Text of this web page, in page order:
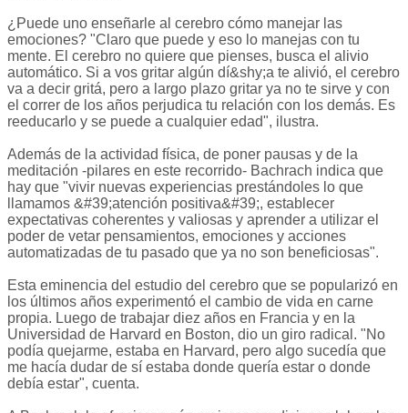
¿Puede uno enseñarle al cerebro cómo manejar las
emociones? "Claro que puede y eso lo manejas con tu
mente. El cerebro no quiere que pienses, busca el alivio
automático. Si a vos gritar algún dí&shy;a te alivió, el cerebro
va a decir gritá, pero a largo plazo gritar ya no te sirve y con
el correr de los años perjudica tu relación con los demás. Es
reeducarlo y se puede a cualquier edad", ilustra.
Además de la actividad física, de poner pausas y de la
meditación -pilares en este recorrido- Bachrach indica que
hay que "vivir nuevas experiencias prestándoles lo que
llamamos &#39;atención positiva&#39;, establecer
expectativas coherentes y valiosas y aprender a utilizar el
poder de vetar pensamientos, emociones y acciones
automatizadas de tu pasado que ya no son beneficiosas".
Esta eminencia del estudio del cerebro que se popularizó en
los últimos años experimentó el cambio de vida en carne
propia. Luego de trabajar diez años en Francia y en la
Universidad de Harvard en Boston, dio un giro radical. "No
podía quejarme, estaba en Harvard, pero algo sucedía que
me hacía dudar de sí estaba donde quería estar o donde
debía estar", cuenta.